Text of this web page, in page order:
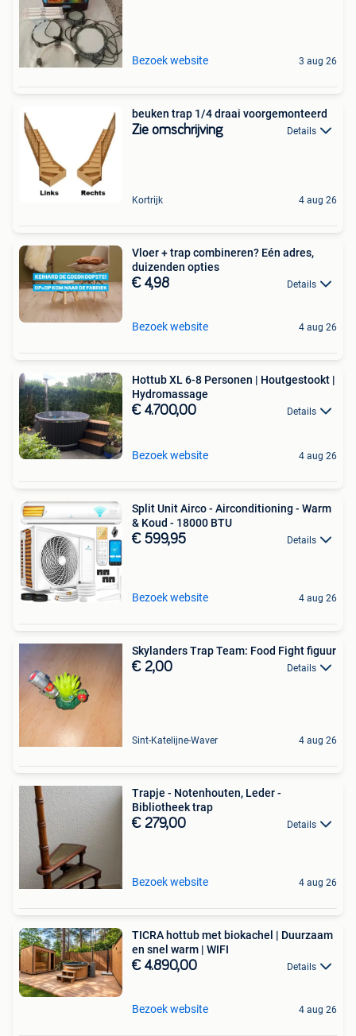
Bezoek website 3 aug 26
beuken trap 1/4 draai voorgemonteerd
Zie omschrijving Details
Kortrijk 4 aug 26
Vloer + trap combineren? Eén adres,
duizenden opties
€ 4,98 Details
Bezoek website 4 aug 26
Hottub XL 6-8 Personen | Houtgestookt |
Hydromassage
€ 4.700,00 Details
Bezoek website 4 aug 26
Split Unit Airco - Airconditioning - Warm
& Koud - 18000 BTU
€ 599,95 Details
Bezoek website 4 aug 26
Skylanders Trap Team: Food Fight figuur
€ 2,00 Details
Sint-Katelijne-Waver 4 aug 26
Trapje - Notenhouten, Leder -
Bibliotheek trap
€ 279,00 Details
Bezoek website 4 aug 26
TICRA hottub met biokachel | Duurzaam
en snel warm | WIFI
€ 4.890,00 Details
Bezoek website 4 aug 26